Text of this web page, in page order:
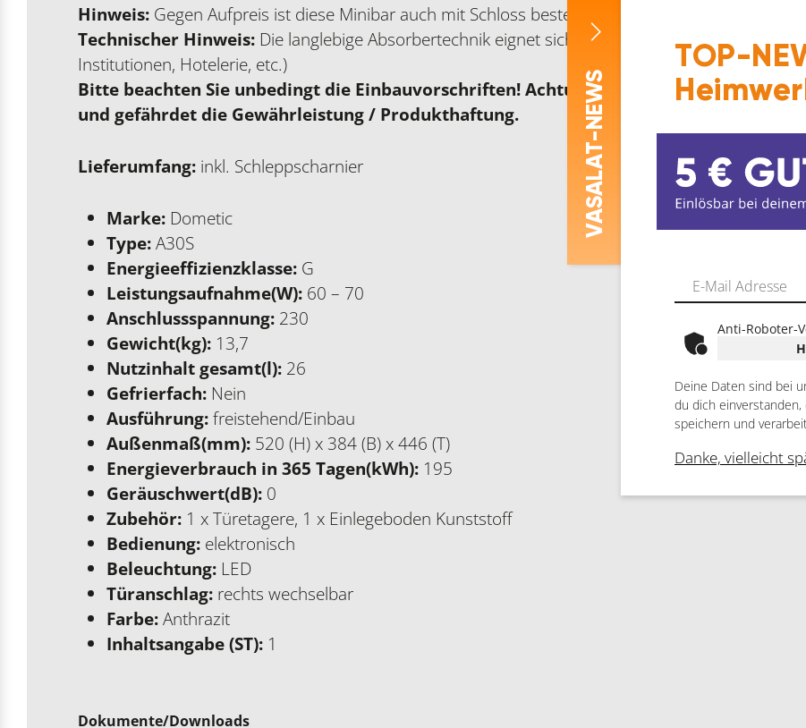
Hinweis: Gegen Aufpreis ist diese Minibar auch mit Schloss bestellbar.
Technischer Hinweis: Die langlebige Absorbertechnik eignet sich besonders für den Einsatz im
Institutionen, Hotelerie, etc.)
Bitte beachten Sie unbedingt die Einbauvorschriften! Achtung: Eine abweichende
und gefährdet die Gewährleistung / Produkthaftung.
Lieferumfang: inkl. Schleppscharnier
Marke: Dometic
Type:A30S
Energieeffizienzklasse: G
Leistungsaufnahme(W): 60 – 70
Anschlussspannung: 230
Gewicht(kg): 13,7
Nutzinhalt gesamt(l): 26
Gefrierfach: Nein
Ausführung:freistehend/Einbau
Außenmaß(mm): 520 (H) x 384 (B) x 446 (T)
Energieverbrauch in 365 Tagen(kWh): 195
Geräuschwert(dB): 0
Zubehör: 1 x Türetagere, 1 x Einlegeboden Kunststoff
Bedienung: elektronisch
Beleuchtung: LED
Türanschlag: rechts wechselbar
Farbe:Anthrazit
Inhaltsangabe (ST): 1
Dokumente/Downloads
V
ASALAT
-NEWS
TOP-
Anti-Roboter-
Deine Daten sind bei
du dich
speichern und
Danke, vielleicht